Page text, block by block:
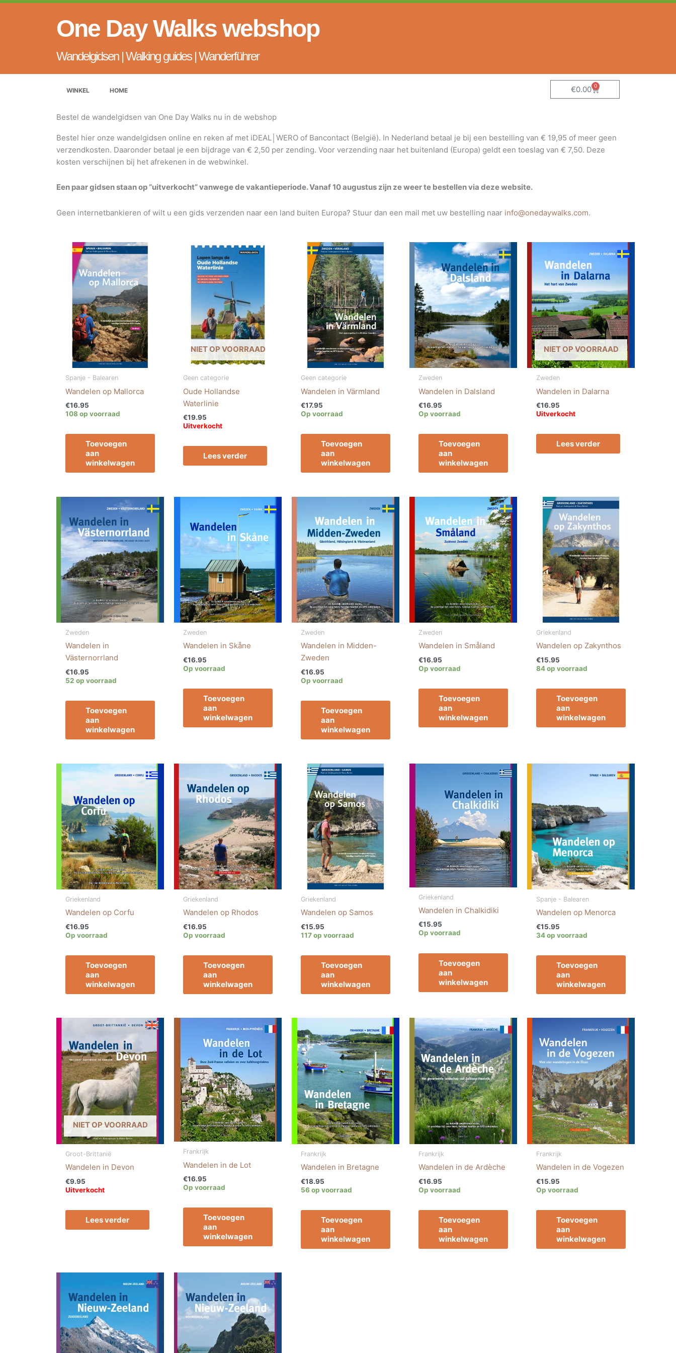
Ga
One Day Walks webshop
Wandelgidsen | Walking guides | Wanderführer
WINKEL HOME €0.00 0
Winkelwagen
Bestel de wandelgidsen van One Day Walks nu in de webshop
Bestel hier onze wandelgidsen online en reken af met iDEAL│WERO of Bancontact (België). In Nederland betaal je bij een bestelling van € 19,95 of meer geen
verzendkosten. Daaronder betaal je een bijdrage van € 2,50 per zending. Voor verzending naar het buitenland (Europa) geldt een toeslag van € 7,50. Deze
kosten verschijnen bij het afrekenen in de webwinkel.
Een paar gidsen staan op “uitverkocht” vanwege de vakantieperiode. Vanaf 10 augustus zijn ze weer te bestellen via deze website.
Geen internetbankieren of wilt u een gids verzenden naar een land buiten Europa? Stuur dan een mail met uw bestelling naar info@onedaywalks.com.
Spanje - Balearen
Wandelen op Mallorca
€16.95
108 op voorraad
Toevoegen
aan
winkelwagen
NIET OP VOORRAAD
Geen categorie
Oude Hollandse
Waterlinie
€19.95
Uitverkocht
Lees verder
Geen categorie
Wandelen in Värmland
€17.95
Op voorraad
Toevoegen
aan
winkelwagen
Zweden
Wandelen in Dalsland
€16.95
Op voorraad
Toevoegen
aan
winkelwagen
NIET OP VOORRAAD
Zweden
Wandelen in Dalarna
€16.95
Uitverkocht
Lees verder
Zweden
Wandelen in
Västernorrland
€16.95
52 op voorraad
Toevoegen
aan
winkelwagen
Zweden
Wandelen in Skåne
€16.95
Op voorraad
Toevoegen
aan
winkelwagen
Zweden
Wandelen in Midden-
Zweden
€16.95
Op voorraad
Toevoegen
aan
winkelwagen
Zweden
Wandelen in Småland
€16.95
Op voorraad
Toevoegen
aan
winkelwagen
Griekenland
Wandelen op Zakynthos
€15.95
84 op voorraad
Toevoegen
aan
winkelwagen
Griekenland
Wandelen op Corfu
€16.95
Op voorraad
Toevoegen
aan
winkelwagen
Griekenland
Wandelen op Rhodos
€16.95
Op voorraad
Toevoegen
aan
winkelwagen
Griekenland
Wandelen op Samos
€15.95
117 op voorraad
Toevoegen
aan
winkelwagen
Griekenland
Wandelen in Chalkidiki
€15.95
Op voorraad
Toevoegen
aan
winkelwagen
Spanje - Balearen
Wandelen op Menorca
€15.95
34 op voorraad
Toevoegen
aan
winkelwagen
NIET OP VOORRAAD
Groot-Brittanië
Wandelen in Devon
€9.95
Uitverkocht
Lees verder
Frankrijk
Wandelen in de Lot
€16.95
Op voorraad
Toevoegen
aan
winkelwagen
Frankrijk
Wandelen in Bretagne
€18.95
56 op voorraad
Toevoegen
aan
winkelwagen
Frankrijk
Wandelen in de Ardèche
€16.95
Op voorraad
Toevoegen
aan
winkelwagen
Frankrijk
Wandelen in de Vogezen
€15.95
Op voorraad
Toevoegen
aan
winkelwagen